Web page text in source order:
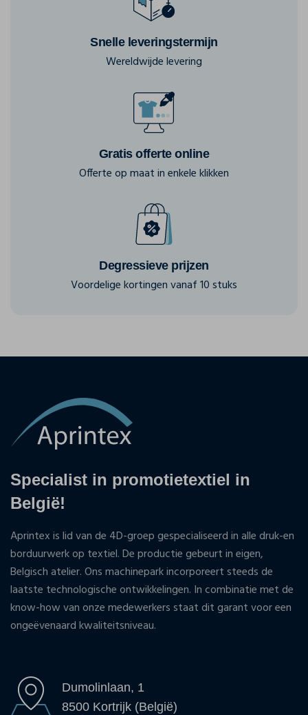
Snelle leveringstermijn
Wereldwijde levering
Gratis offerte online
Offerte op maat in enkele klikken
Degressieve prijzen
Voordelige kortingen vanaf 10 stuks
Specialist in promotietextiel in
België!
Aprintex is lid van de 4D-groep gespecialiseerd in alle druk-en
borduurwerk op textiel. De productie gebeurt in eigen,
Belgisch atelier. Ons machinepark incorporeert steeds de
laatste technologische ontwikkelingen. In combinatie met de
know-how van onze medewerkers staat dit garant voor een
ongeëvenaard kwaliteitsniveau.
Dumolinlaan, 1
8500 Kortrijk (België)